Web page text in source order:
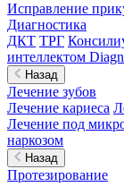
Исправление
Диагностика
ДКТ ТРГ
интеллектом
Назад
Лечение зубов
Лечение кариеса
Лечение под
наркозом
Назад
Протезирование